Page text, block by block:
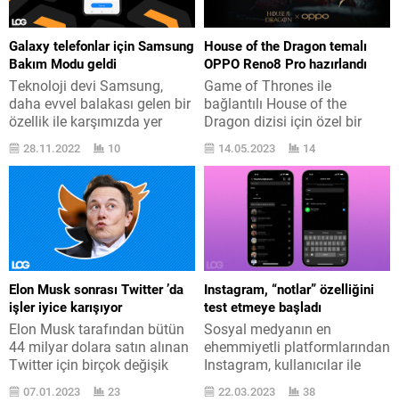
tanıtıldı. Seride spesifik
olarak Redmi Note 12
Discovery Edition, Redmi
Note 12 Pro ve Redmi...
’de yaygınlaşması emeliyle
Netflix, Habitat Derneği ve
ICC Türkiye iş birliğiyle
yaşama geçirilen “Geleceğin
Ekranı” projesinin ikinci
yarıyılı başlıyor. Değişik...
Galaxy telefonlar için Samsung
Bakım Modu geldi
Teknoloji devi Samsung,
daha evvel balakası gelen bir
özellik ile karşımızda yer
alıyor. Bugün odak nokta
Samsung Bakım Modu. Tüm
ayrıntılarına burada yer
verdiğimiz Android 13 +
OneUI 5 ’in bir parçası olan
Samsung Bakım Modu
Maintenance Mode,
gerçeğinde bütün olarak yeni
değil ve daha evvel “Repair
Mode / Tamir Modu”...
28.11.2022 10
House of the Dragon temalı
OPPO Reno8 Pro hazırlandı
Game of Thrones ile
bağlantılı House of the
Dragon dizisi için özel bir
OPPO Reno8 Pro versiyonu
hazırlandı. Uslu telefon
şirketleri şimdiye kadar birçok
değişik özel telefon versiyonu
ile ses getirdi. Sektörde
otomobil şirketleri ile ortaklık
reelleştiren adlar oldu, büyük
giyim şirketleriyle bir araya
gelen işletmeler karşımıza
çıktı. Bu mevzuda...
14.05.2023 14
Elon Musk sonrası Twitter ’da
işler iyice karışıyor
Elon Musk tarafından bütün
44 milyar dolara satın alınan
Twitter için birçok değişik
büyüme gündemde yer alıyor.
Musk, aralıksız konuşuyor.
07.01.2023 23
Instagram, “notlar” özelliğini
test etmeye başladı
Sosyal medyanın en
ehemmiyetli platformlarından
Instagram, kullanıcılar ile
olan etkileşimi artırmak
ismine “anekdotlar” özelliğini
22.03.2023 38